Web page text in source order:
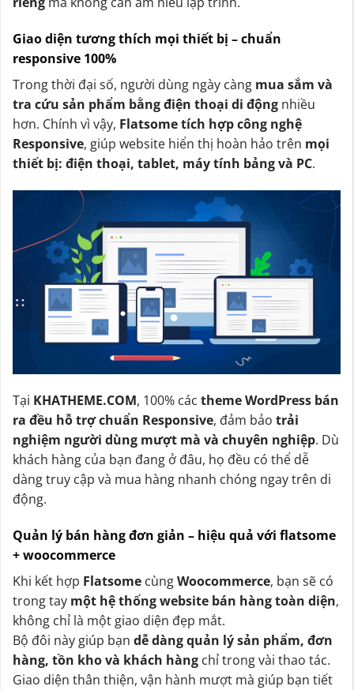
Giao diện tương thích mọi thiết bị – chuẩn
responsive 100%
Trong thời đại số, người dùng ngày càng mua sắm và
tra cứu sản phẩm bằng điện thoại di động nhiều
hơn. Chính vì vậy, Flatsome tích hợp công nghệ
Responsive, giúp website hiển thị hoàn hảo trên mọi
thiết bị: điện thoại, tablet, máy tính bảng và PC.
Tại KHATHEME.COM, 100% các theme WordPress bán
ra đều hỗ trợ chuẩn Responsive, đảm bảo trải
nghiệm người dùng mượt mà và chuyên nghiệp. Dù
khách hàng của bạn đang ở đâu, họ đều có thể dễ
dàng truy cập và mua hàng nhanh chóng ngay trên di
động.
Quản lý bán hàng đơn giản – hiệu quả với flatsome
+ woocommerce
Khi kết hợp Flatsome cùngWoocommerce, bạn sẽ có
trong tay một hệ thống website bán hàng toàn diện,
không chỉ là một giao diện đẹp mắt.
Bộ đôi này giúp bạn dễ dàng quản lý sản phẩm, đơn
hàng, tồn kho và khách hàng chỉ trong vài thao tác.
Giao diện thân thiện, vận hành mượt mà giúp bạn tiết